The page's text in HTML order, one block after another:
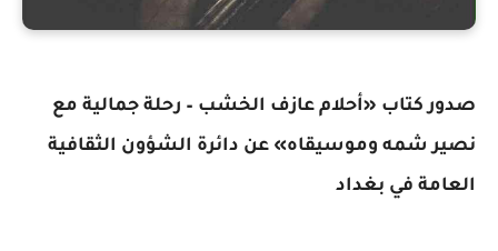
صدور كتاب «أحلام عازف الخشب – رحلة جمالية مع
نصير شمه وموسيقاه» عن دائرة الشؤون الثقافية
العامة في بغداد